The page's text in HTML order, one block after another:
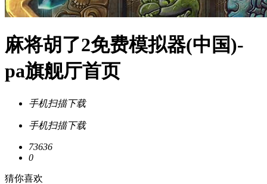
麻将胡了2免费模拟器(中国)-
pa旗舰厅首页
手机扫描下载
手机扫描下载
73636
0
猜你喜欢